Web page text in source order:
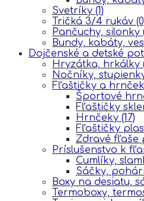
Svetríky (1)
Tričká 3/4 rukáv
Pančuchy, silonky
Bundy, kabáty,
Dojčenské a detské
Hryzátka, hrkálky
Nočníky,
Fľaštičky a
Športové
Fľaštičky
Hrnčeky (17)
Fľaštičky
Zdravé fľaše
Príslušenstvo k
Cumlíky,
Sáčky,
Boxy na desiatu,
Termoboxy,